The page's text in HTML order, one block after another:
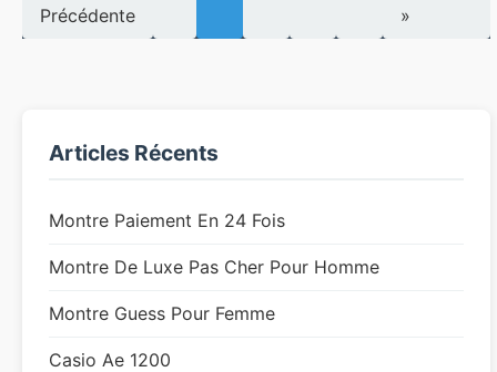
Précédente
»
Articles Récents
Montre Paiement En 24 Fois
Montre De Luxe Pas Cher Pour Homme
Montre Guess Pour Femme
Casio Ae 1200